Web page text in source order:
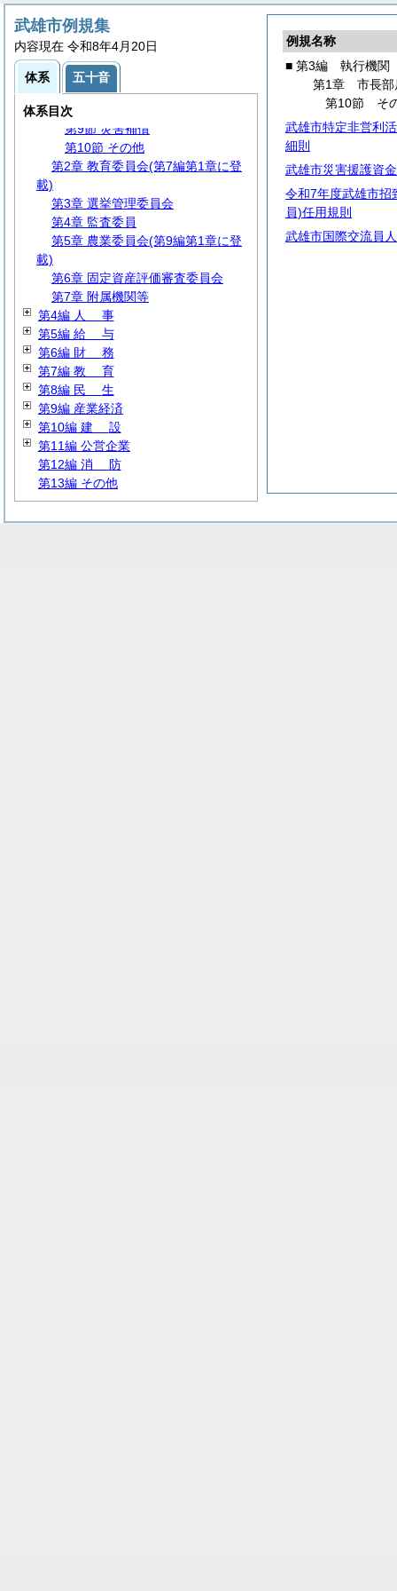
例規名称
■ 第3編 執行機関
第1章 市長部
第10節 そ
武雄市特定非営利
細則
武雄市災害援護資
令和7年度武雄市招
員)任用規則
武雄市国際交流員
武雄市例規集
内容現在 令和8年4月20日
体系 五十音
体系目次
第3節 文書・公印
第4節 情報管理
第5節 行政手続
第6節 男女共同参画
第7節 災害対策
第8節 国民保護
第9節 災害補償
第10節 その他
第2章 教育委員会(第7編第1章に登
載)
第3章 選挙管理委員会
第4章 監査委員
第5章 農業委員会(第9編第1章に登
載)
第6章 固定資産評価審査委員会
第7章 附属機関等
第4編 人 事
第5編 給 与
第6編 財 務
第7編 教 育
第8編 民 生
第9編 産業経済
第10編 建 設
第11編 公営企業
第12編 消 防
第13編 その他